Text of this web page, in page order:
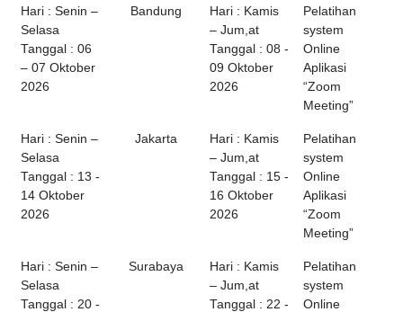
Hari : Senin –
Selasa
Tanggal : 06
– 07 Oktober
2026
Bandung
Hari : Kamis
– Jum,at
Tanggal : 08 -
09 Oktober
2026
Pelatihan
system
Online
Aplikasi
“Zoom
Meeting”
Hari : Senin –
Selasa
Tanggal : 13 -
14 Oktober
2026
Jakarta
Hari : Kamis
– Jum,at
Tanggal : 15 -
16 Oktober
2026
Pelatihan
system
Online
Aplikasi
“Zoom
Meeting”
Hari : Senin –
Selasa
Tanggal : 20 -
Surabaya
Hari : Kamis
– Jum,at
Tanggal : 22 -
Pelatihan
system
Online